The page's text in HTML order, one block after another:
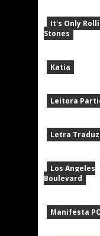
It's Only
Stones
Katia
Leitora
Letra
Los Angeles
Boulevard
Manifesta